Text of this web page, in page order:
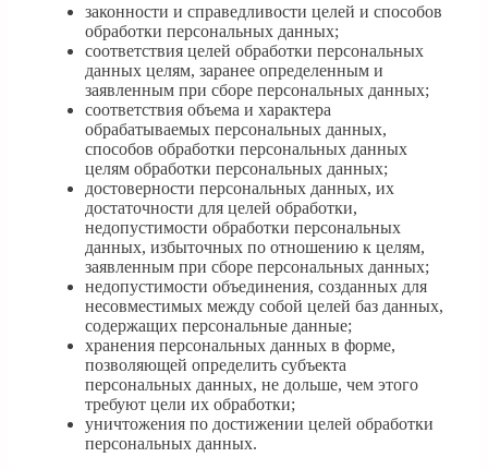
законности и справедливости целей и способов
обработки персональных данных;
соответствия целей обработки персональных
данных целям, заранее определенным и
заявленным при сборе персональных данных;
соответствия объема и характера
обрабатываемых персональных данных,
способов обработки персональных данных
целям обработки персональных данных;
достоверности персональных данных, их
достаточности для целей обработки,
недопустимости обработки персональных
данных, избыточных по отношению к целям,
заявленным при сборе персональных данных;
недопустимости объединения, созданных для
несовместимых между собой целей баз данных,
содержащих персональные данные;
хранения персональных данных в форме,
позволяющей определить субъекта
персональных данных, не дольше, чем этого
требуют цели их обработки;
уничтожения по достижении целей обработки
персональных данных.